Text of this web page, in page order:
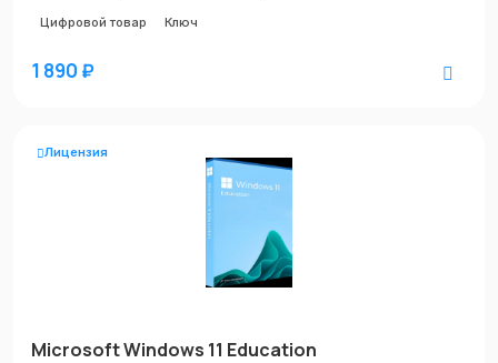
Цифровой товар Ключ
1 890 ₽
Лицензия
Microsoft Windows 11 Education